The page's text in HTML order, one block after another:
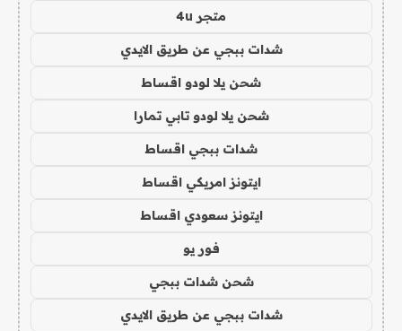
متجر 4u
شدات ببجي عن طريق الايدي
شحن يلا لودو اقساط
شحن يلا لودو تابي تمارا
شدات ببجي اقساط
ايتونز امريكي اقساط
ايتونز سعودي اقساط
فور يو
شحن شدات ببجي
شدات ببجي عن طريق الايدي